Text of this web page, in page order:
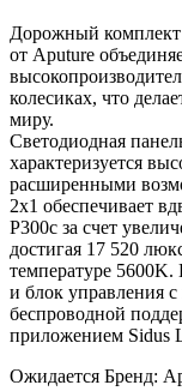
Дорожный комплект
от Aputure
колесиках, что
миру.
Светодиодная
характеризуется
расширенными
2x1 обеспечивает
P300c за счет
достигая 17 520
температуре 5600K.
и блок управления
беспроводной
приложением Sidus
Ожидается Бренд: